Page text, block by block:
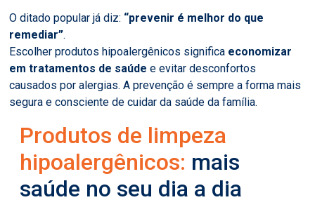
O ditado popular já diz: “prevenir é melhor do que
remediar”.
Escolher produtos hipoalergênicos significa economizar
em tratamentos de saúde e evitar desconfortos
causados por alergias. A prevenção é sempre a forma mais
segura e consciente de cuidar da saúde da família.
Produtos de limpeza
hipoalergênicos: mais
saúde no seu dia a dia